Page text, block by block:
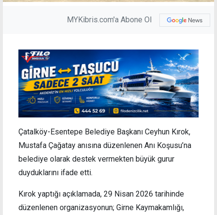
MYKibris.com'a Abone Ol
Çatalköy-Esentepe Belediye Başkanı Ceyhun Kırok,
Mustafa Çağatay anısına düzenlenen Anı Koşusu’na
belediye olarak destek vermekten büyük gurur
duyduklarını ifade etti.
Kırok yaptığı açıklamada, 29 Nisan 2026 tarihinde
düzenlenen organizasyonun; Girne Kaymakamlığı,